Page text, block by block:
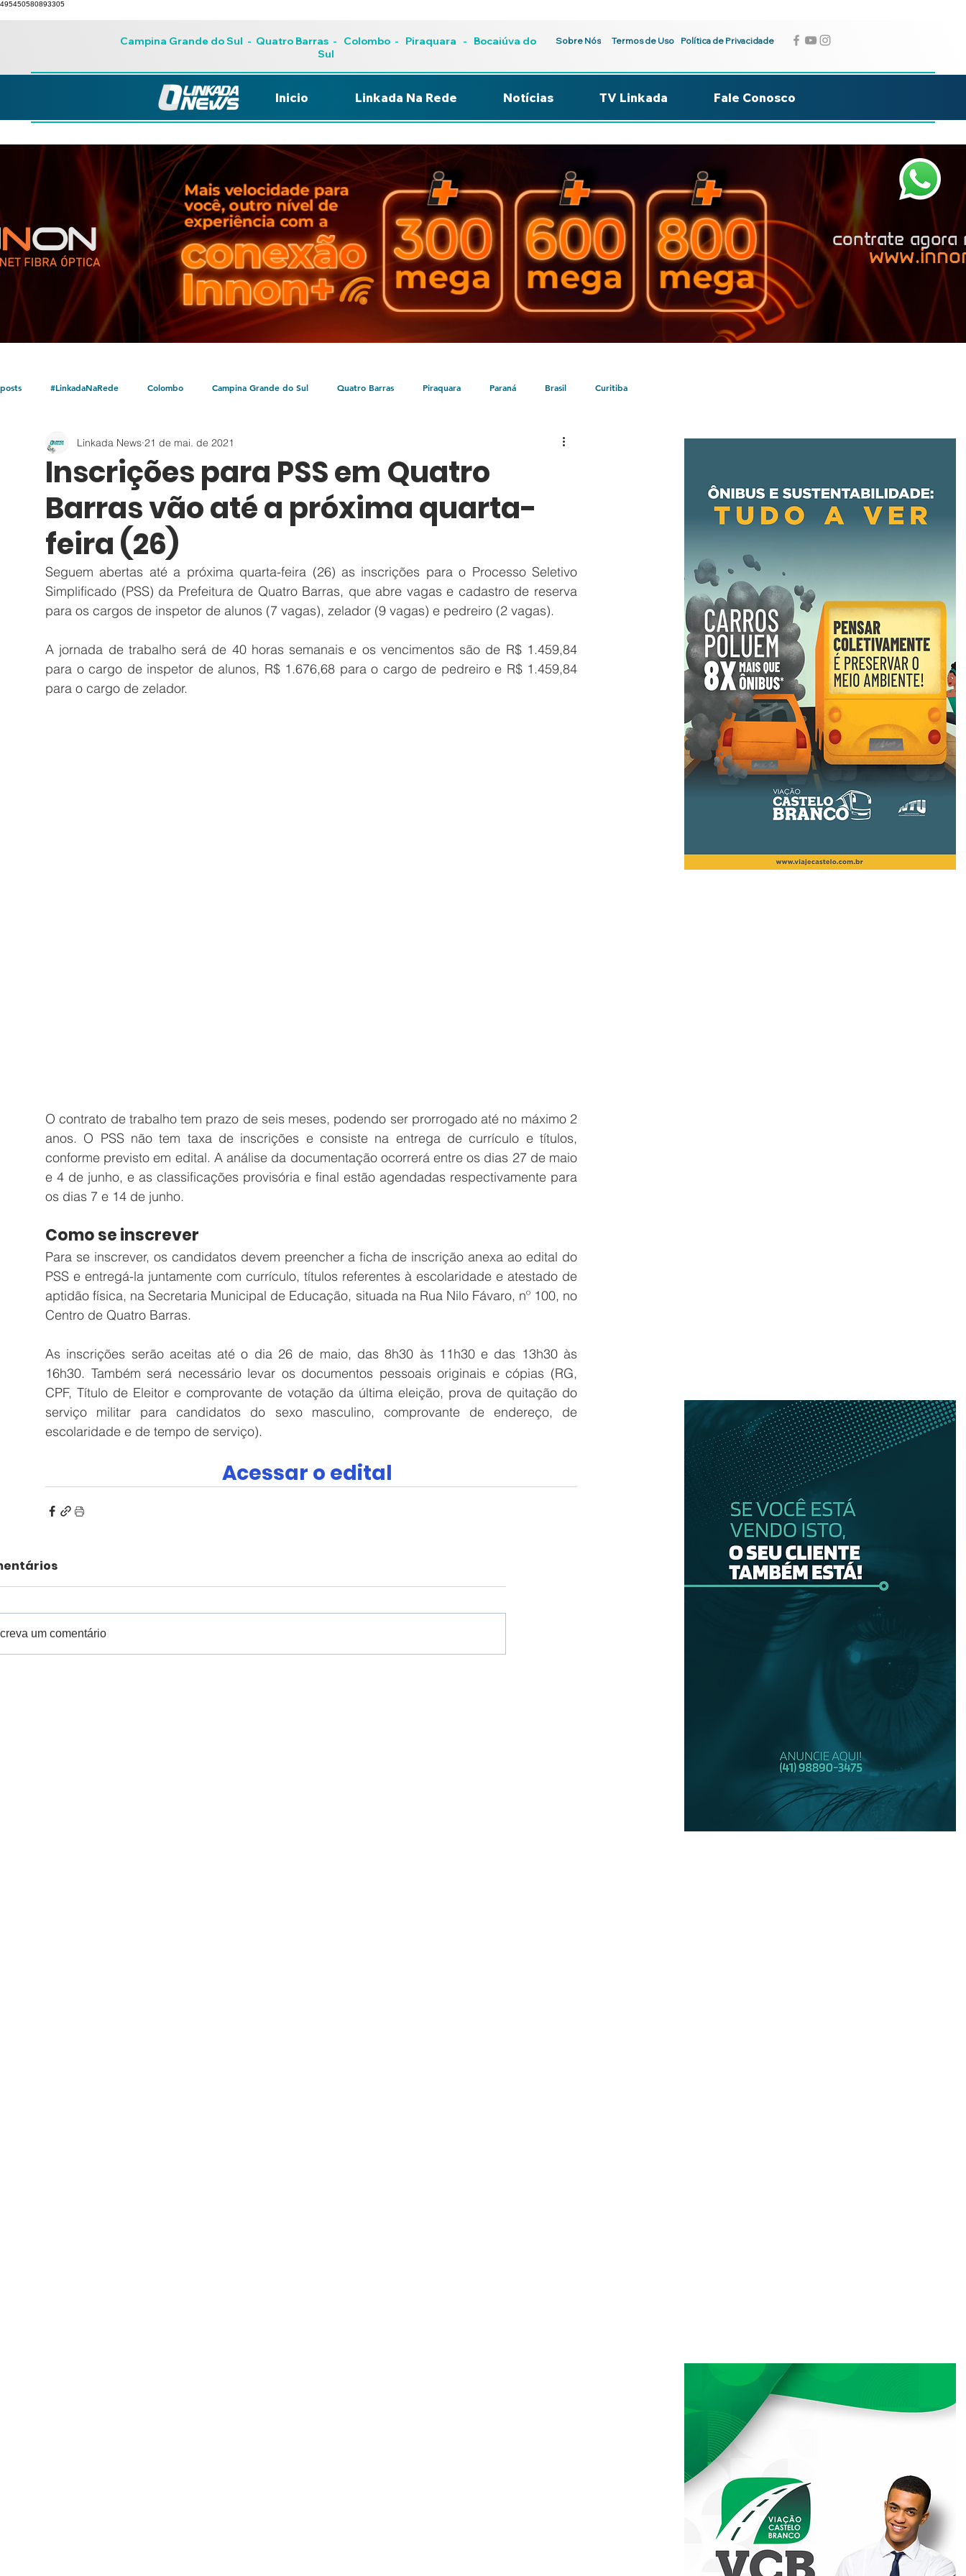
495450580893305
Campina Grande do Sul - Quatro Barras- Colombo- Piraquara - Bocaiúva do
Sul
Sobre Nós Termos de Uso Política de Privacidade
Inicio Linkada Na Rede Notícias TV Linkada Fale Conosco
#LinkadaNaRede Colombo Campina Grande do Sul Quatro Barras Piraquara Paraná Brasil Curitiba
Policial Bocaiúva do Sul Litoral
Inscrições para PSS em Quatro
Barras vão até a próxima quarta-
feira (26)
Linkada News 21 de mai. de 2021
Seguem abertas até a próxima quarta-feira (26) as inscrições para o Processo Seletivo
Simplificado (PSS) da Prefeitura de Quatro Barras, que abre vagas e cadastro de reserva
A jornada de trabalho será de 40 horas semanais e os vencimentos são de R$ 1.459,84
para o cargo de inspetor de alunos, R$ 1.676,68 para o cargo de pedreiro e R$ 1.459,84
O contrato de trabalho tem prazo de seis meses, podendo ser prorrogado até no máximo 2
anos. O PSS não tem taxa de inscrições e consiste na entrega de currículo e títulos,
conforme previsto em edital. A análise da documentação ocorrerá entre os dias 27 de maio
e 4 de junho, e as classificações provisória e final estão agendadas respectivamente para
os dias 7 e 14 de junho.
Como se inscrever
Para se inscrever, os candidatos devem preencher a ficha de inscrição anexa ao edital do
PSS e entregá-la juntamente com currículo, títulos referentes à escolaridade e atestado de
aptidão física, na Secretaria Municipal de Educação, situada na Rua Nilo Fávaro, nº 100, no
Centro de Quatro Barras.
As inscrições serão aceitas até o dia 26 de maio, das 8h30 às 11h30 e das 13h30 às
16h30. Também será necessário levar os documentos pessoais originais e cópias (RG,
CPF, Título de Eleitor e comprovante de votação da última eleição, prova de quitação do
serviço militar para candidatos do sexo masculino, comprovante de endereço, de
escolaridade e de tempo de serviço).
Acessar o edital
um comentário